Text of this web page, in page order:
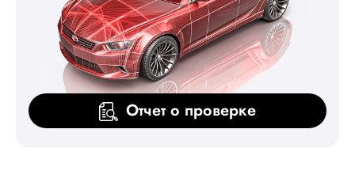
Отчет о проверке